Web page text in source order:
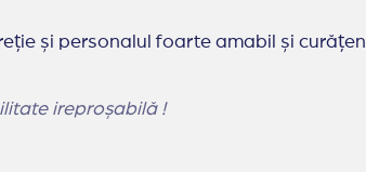
și personalul foarte amabil și
Servire și amabilitate ireproșabilă !